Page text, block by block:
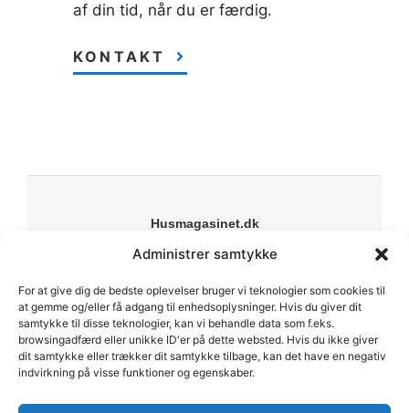
Administrer samtykke
For at give dig de bedste oplevelser bruger vi teknologier som cookies til
at gemme og/eller få adgang til enhedsoplysninger. Hvis du giver dit
samtykke til disse teknologier, kan vi behandle data som f.eks.
browsingadfærd eller unikke ID'er på dette websted. Hvis du ikke giver
dit samtykke eller trækker dit samtykke tilbage, kan det have en negativ
indvirkning på visse funktioner og egenskaber.
af din tid, når du er færdig.
KONTAKT
Husmagasinet.dk
Din online guide til bolig, have og livsstil. Vi deler
til byggeprojekter.
Forside
Om os
Kontakt
Sitemap
Cookiepolitik